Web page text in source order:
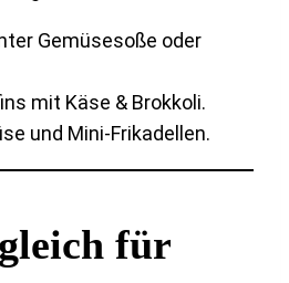
Gemüsesoße oder
mit Käse & Brokkoli.
und Mini-Frikadellen.
für